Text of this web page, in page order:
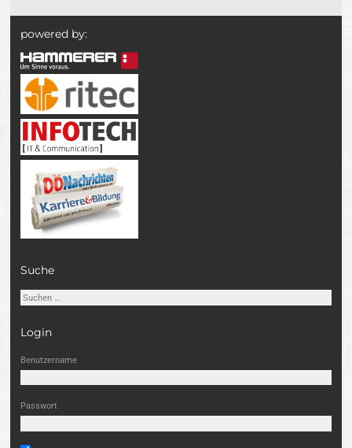
powered by:
Suche
Suchen
Login
Benutzername
Passwort